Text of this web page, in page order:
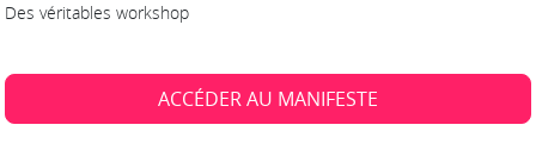
Des véritables workshop
ACCÉDER AU MANIFESTE